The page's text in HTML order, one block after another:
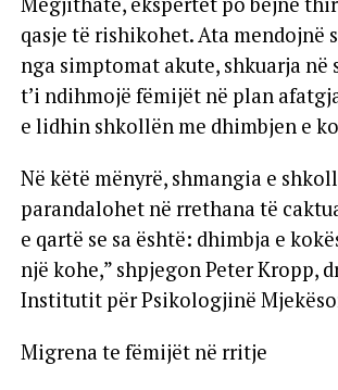
qasje të rishikohet. Ata mendojnë
nga simptomat akute, shkuarja në
t’i ndihmojë fëmijët në plan
e lidhin shkollën me dhimbjen e
Në këtë mënyrë, shmangia e
parandalohet në rrethana të
e qartë se sa është: dhimbja e
një kohe,” shpjegon Peter Kropp,
Institutit për Psikologjinë
Migrena te fëmijët në rritje